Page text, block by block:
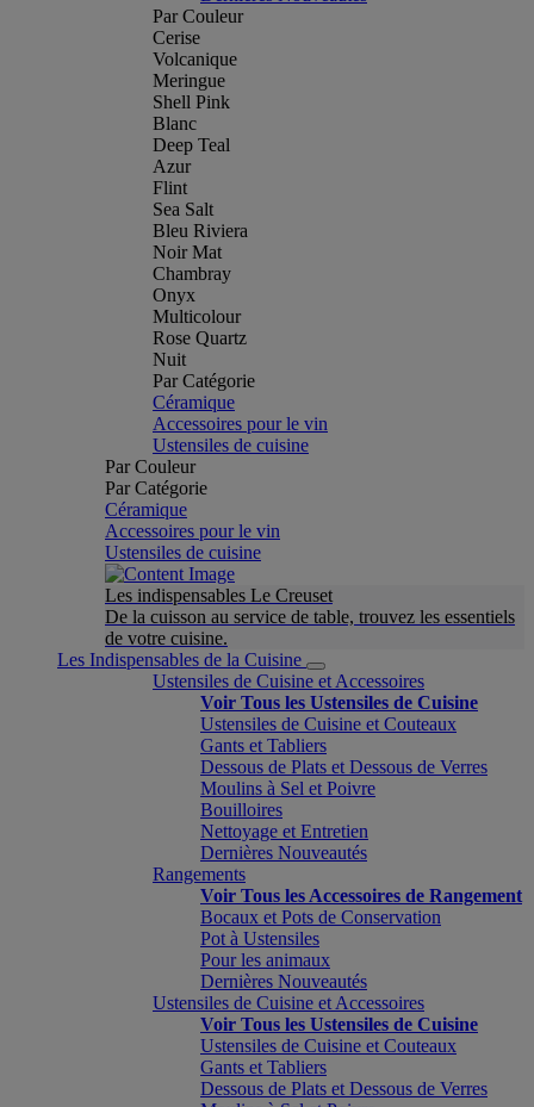
Par Couleur
Cerise
Volcanique
Meringue
Shell Pink
Blanc
Deep Teal
Azur
Flint
Sea Salt
Bleu Riviera
Noir Mat
Chambray
Onyx
Multicolour
Rose Quartz
Nuit
Par Catégorie
Céramique
Accessoires pour le vin
Ustensiles de cuisine
Par Couleur
Par Catégorie
Céramique
Accessoires pour le vin
Ustensiles de cuisine
Les indispensables Le Creuset
De la cuisson au service de table, trouvez les essentiels
de votre cuisine.
Les Indispensables de la Cuisine
Ustensiles de Cuisine et Accessoires
Voir Tous les Ustensiles de Cuisine
Ustensiles de Cuisine et Couteaux
Gants et Tabliers
Dessous de Plats et Dessous de Verres
Moulins à Sel et Poivre
Bouilloires
Nettoyage et Entretien
Dernières Nouveautés
Rangements
Voir Tous les Accessoires de Rangement
Bocaux et Pots de Conservation
Pot à Ustensiles
Pour les animaux
Dernières Nouveautés
Ustensiles de Cuisine et Accessoires
Voir Tous les Ustensiles de Cuisine
Ustensiles de Cuisine et Couteaux
Gants et Tabliers
Dessous de Plats et Dessous de Verres